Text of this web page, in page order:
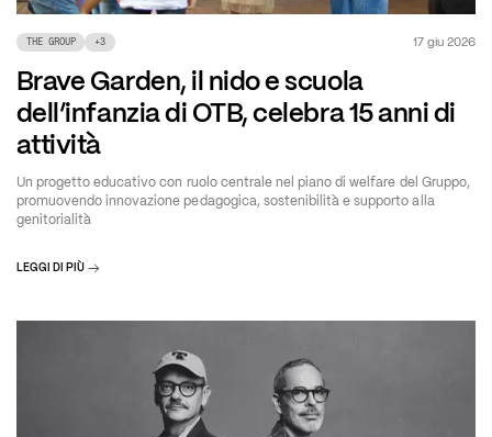
THE GROUP +3 17 giu 2026
Brave Garden, il nido e scuola
dell’infanzia di OTB, celebra 15 anni di
attività
Un progetto educativo con ruolo centrale nel piano di welfare del Gruppo,
promuovendo innovazione pedagogica, sostenibilità e supporto alla
genitorialità
LEGGI DI PIÙ